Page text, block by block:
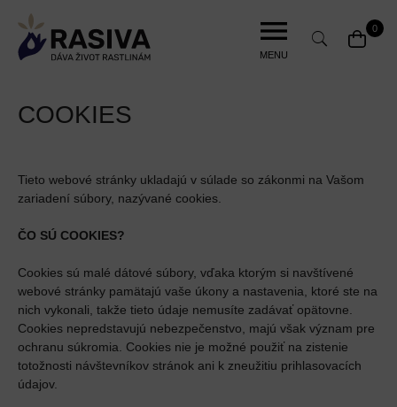
navigation
0
MENU
Back
to
COOKIES
Tieto webové stránky ukladajú v súlade so zákonmi na Vašom
zariadení súbory, nazývané cookies.
ČO SÚ COOKIES?
Cookies sú malé dátové súbory, vďaka ktorým si navštívené
webové stránky pamätajú vaše úkony a nastavenia, ktoré ste na
nich vykonali, takže tieto údaje nemusíte zadávať opätovne.
Cookies nepredstavujú nebezpečenstvo, majú však význam pre
ochranu súkromia. Cookies nie je možné použiť na zistenie
totožnosti návštevníkov stránok ani k zneužitiu prihlasovacích
údajov.